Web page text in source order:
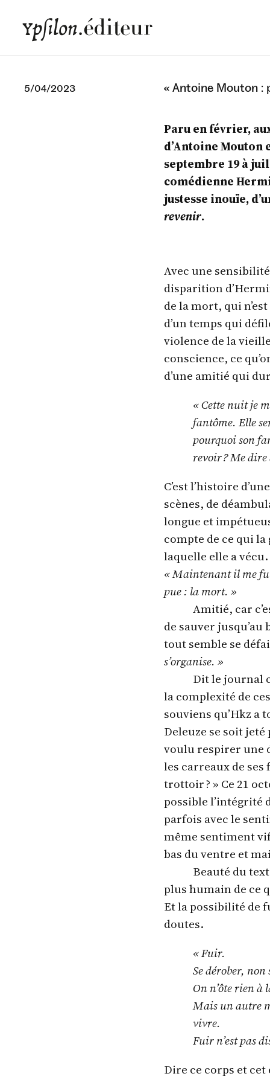
5/04/2023 « Antoine Mouton :
Paru en février,
d’Antoine Mouton
septembre 19 à
comédienne
justesse inouïe,
revenir.
Avec une
disparition
de la mort, qui
d’un temps qui
violence de la
conscience, ce
d’une amitié qui
« Cette nuit je
fantôme. Elle
pourquoi son
revoir ? Me
C’est l’histoire
scènes, de
longue et
compte de ce qui
laquelle elle a
« Maintenant il me
pue : la mort. »
Amitié, car
de sauver jusqu’au
tout semble se
s’organise. »
Dit le journal
la complexité de
souviens qu’Hkz
Deleuze se soit
voulu respirer une
les carreaux de
trottoir ? » Ce 21
possible l’intégrité
parfois avec le
même sentiment
bas du ventre et
Beauté du
plus humain de ce
Et la possibilité de
doutes.
« Fuir.
Se dérober,
On n’ôte rien
Mais un autre
vivre.
Fuir n’est pas
Dire ce corps et